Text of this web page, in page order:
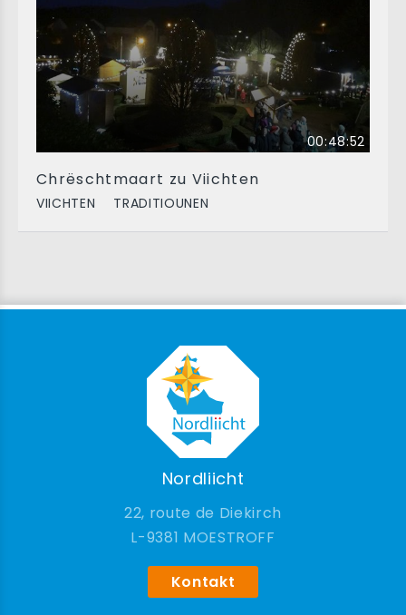
00:48:52
Chrëschtmaart zu Viichten
VIICHTEN TRADITIOUNEN
Nordliicht
22, route de Diekirch
9381 MOESTROFF
Kontakt